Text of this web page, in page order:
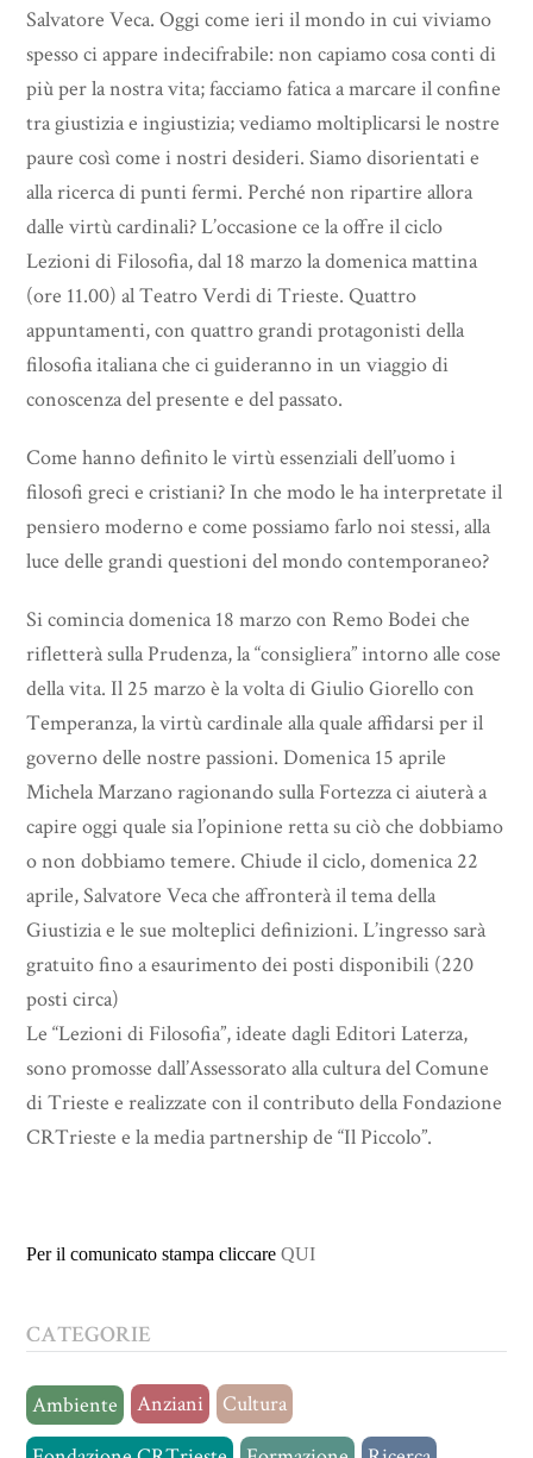
Salvatore Veca. Oggi come ieri il mondo in cui viviamo
spesso ci appare indecifrabile: non capiamo cosa conti di
più per la nostra vita; facciamo fatica a marcare il confine
tra giustizia e ingiustizia; vediamo moltiplicarsi le nostre
paure così come i nostri desideri. Siamo disorientati e
alla ricerca di punti fermi. Perché non ripartire allora
dalle virtù cardinali? L’occasione ce la offre il ciclo
Lezioni di Filosofia, dal 18 marzo la domenica mattina
(ore 11.00) al Teatro Verdi di Trieste. Quattro
appuntamenti, con quattro grandi protagonisti della
filosofia italiana che ci guideranno in un viaggio di
conoscenza del presente e del passato.
Come hanno definito le virtù essenziali dell’uomo i
filosofi greci e cristiani? In che modo le ha interpretate il
pensiero moderno e come possiamo farlo noi stessi, alla
luce delle grandi questioni del mondo contemporaneo?
Si comincia domenica 18 marzo con Remo Bodei che
rifletterà sulla Prudenza, la “consigliera” intorno alle cose
della vita. Il 25 marzo è la volta di Giulio Giorello con
Temperanza, la virtù cardinale alla quale affidarsi per il
governo delle nostre passioni. Domenica 15 aprile
Michela Marzano ragionando sulla Fortezza ci aiuterà a
capire oggi quale sia l’opinione retta su ciò che dobbiamo
o non dobbiamo temere. Chiude il ciclo, domenica 22
aprile, Salvatore Veca che affronterà il tema della
Giustizia e le sue molteplici definizioni. L’ingresso sarà
gratuito fino a esaurimento dei posti disponibili (220
posti circa)
Le “Lezioni di Filosofia”, ideate dagli Editori Laterza,
sono promosse dall’Assessorato alla cultura del Comune
di Trieste e realizzate con il contributo della Fondazione
CRTrieste e la media partnership de “Il Piccolo”.
Per il comunicato stampa cliccareQUI
CATEGORIE
Ambiente Anziani
Cultura